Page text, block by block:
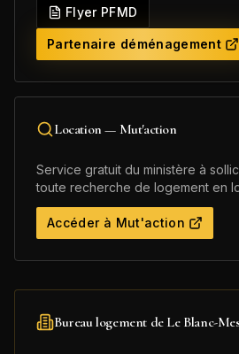
Flyer PFMD
Partenaire déménagement
Location — Mut'action
Service gratuit du ministère à
toute recherche de logement en
Accéder à Mut'action
Bureau logement de Le Blanc-